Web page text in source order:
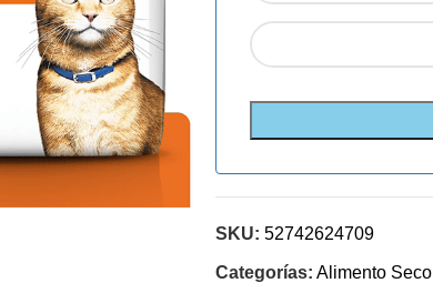
SKU: 52742624709
Categorías: Alimento Seco